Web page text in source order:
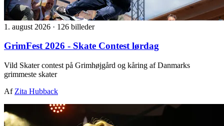
1. august 2026 · 126 billeder
GrimFest 2026 - Skate Contest lørdag
Vild Skater contest på Grimhøjgård og kåring af Danmarks
grimmeste skater
Af Zita Hubback